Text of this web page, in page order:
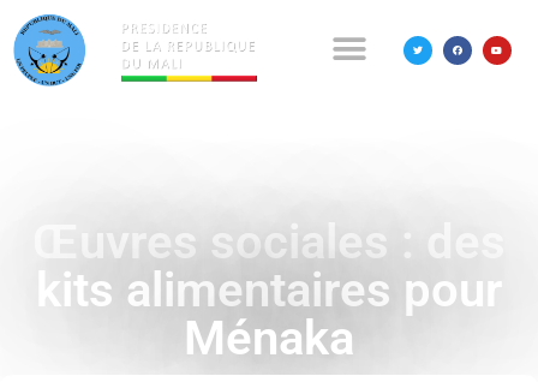
Œuvres sociales : des
kits alimentaires pour
Ménaka